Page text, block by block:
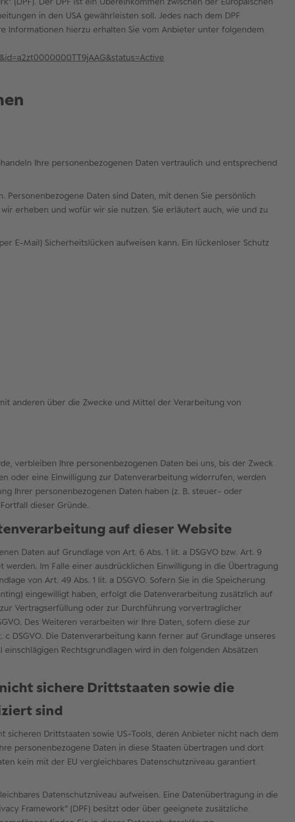
in den USA gewährleisten soll. Jedes nach dem DPF
Informationen hierzu erhalten Sie vom Anbieter unter folgendem
Ihre personenbezogenen Daten vertraulich und entsprechend
Daten sind Daten, mit denen Sie persönlich
erheben und wofür wir sie nutzen. Sie erläutert auch, wie und zu
E-Mail) Sicherheitslücken aufweisen kann. Ein lückenloser Schutz
anderen über die Zwecke und Mittel der Verarbeitung von
verbleiben Ihre personenbezogenen Daten bei uns, bis der Zweck
oder eine Einwilligung zur Datenverarbeitung widerrufen, werden
Ihrer personenbezogenen Daten haben (z. B. steuer- oder
dieser Gründe.
auf dieser Website
Daten auf Grundlage von Art. 6 Abs. 1 lit. a DSGVO bzw. Art. 9
werden. Im Falle einer ausdrücklichen Einwilligung in die Übertragung
von Art. 49 Abs. 1 lit. a DSGVO. Sofern Sie in die Speicherung
eingewilligt haben, erfolgt die Datenverarbeitung zusätzlich auf
Vertragserfüllung oder zur Durchführung vorvertraglicher
Des Weiteren verarbeiten wir Ihre Daten, sofern diese zur
DSGVO. Die Datenverarbeitung kann ferner auf Grundlage unseres
Rechtsgrundlagen wird in den folgenden Absätzen
sichere Drittstaaten sowie die
sind
Drittstaaten sowie US-Tools, deren Anbieter nicht nach dem
personenbezogene Daten in diese Staaten übertragen und dort
kein mit der EU vergleichbares Datenschutzniveau garantiert
Datenschutzniveau aufweisen. Eine Datenübertragung in die
Framework“ (DPF) besitzt oder über geeignete zusätzliche